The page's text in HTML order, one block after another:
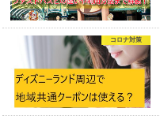
コロナ対策